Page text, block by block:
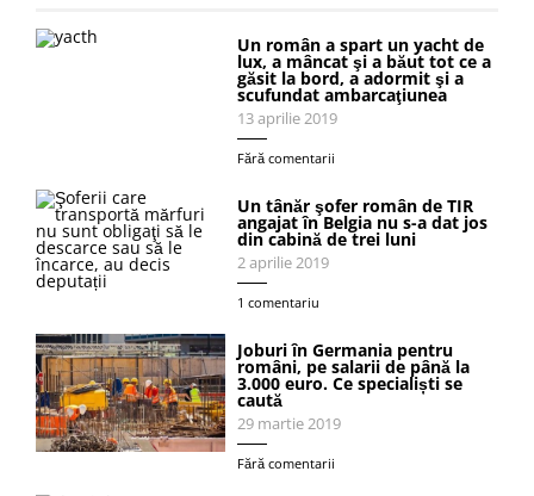
Un român a spart un yacht de
lux, a mâncat şi a băut tot ce a
găsit la bord, a adormit şi a
scufundat ambarcaţiunea
13 aprilie 2019
Fără comentarii
Un tânăr şofer român de TIR
angajat în Belgia nu s-a dat jos
din cabină de trei luni
2 aprilie 2019
1 comentariu
Joburi în Germania pentru
români, pe salarii de până la
3.000 euro. Ce specialiști se
caută
29 martie 2019
Fără comentarii